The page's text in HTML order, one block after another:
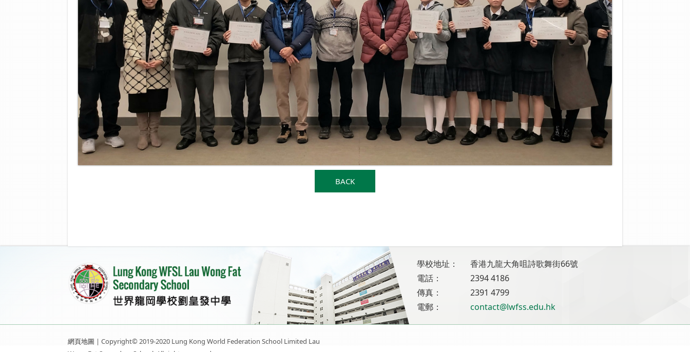
BACK
學校地址：
香港九龍大角咀詩歌舞街66號
電話：
2394 4186
傳真：
2391 4799
電郵：
contact@lwfss.edu.hk
網頁地圖 | Copyright© 2019-2020 Lung Kong World Federation School Limited Lau